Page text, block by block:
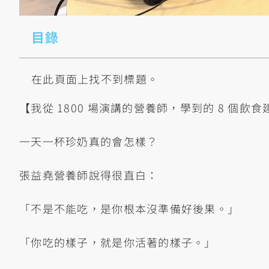
目錄
在此頁面上找不到標題。
【我從 1800 場演講的營養師，學到的 8 個飲食
一天一杯珍奶真的會怎樣？
張益堯營養師說得很直白：
「不是不能吃，是你根本沒準備好後果。」
「你吃的樣子，就是你活著的樣子。」